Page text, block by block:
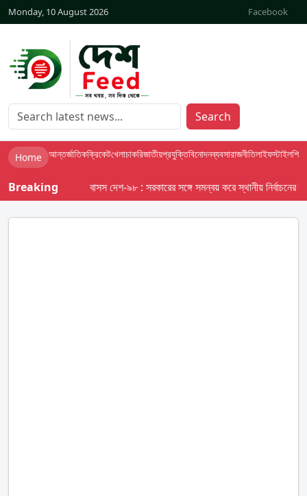
Monday, 10 August 2026 Facebook
Search
Home আন্তর্জাতিকক্রিকেটখেলাচাকরিজাতীয়প্রযুক্তিবিনোদনব্যবসারাজনীতিলাইফস্টাইলশিক্ষা
Breaking বাসস দেশ-৯৮ : সরকারের সঙ্গে সমন্বয় করে স্থানীয় নির্বাচনের